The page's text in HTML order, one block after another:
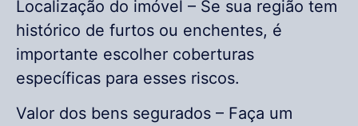
Localização do imóvel – Se sua região tem
histórico de furtos ou enchentes, é
importante escolher coberturas
específicas para esses riscos.
Valor dos bens segurados – Faça um